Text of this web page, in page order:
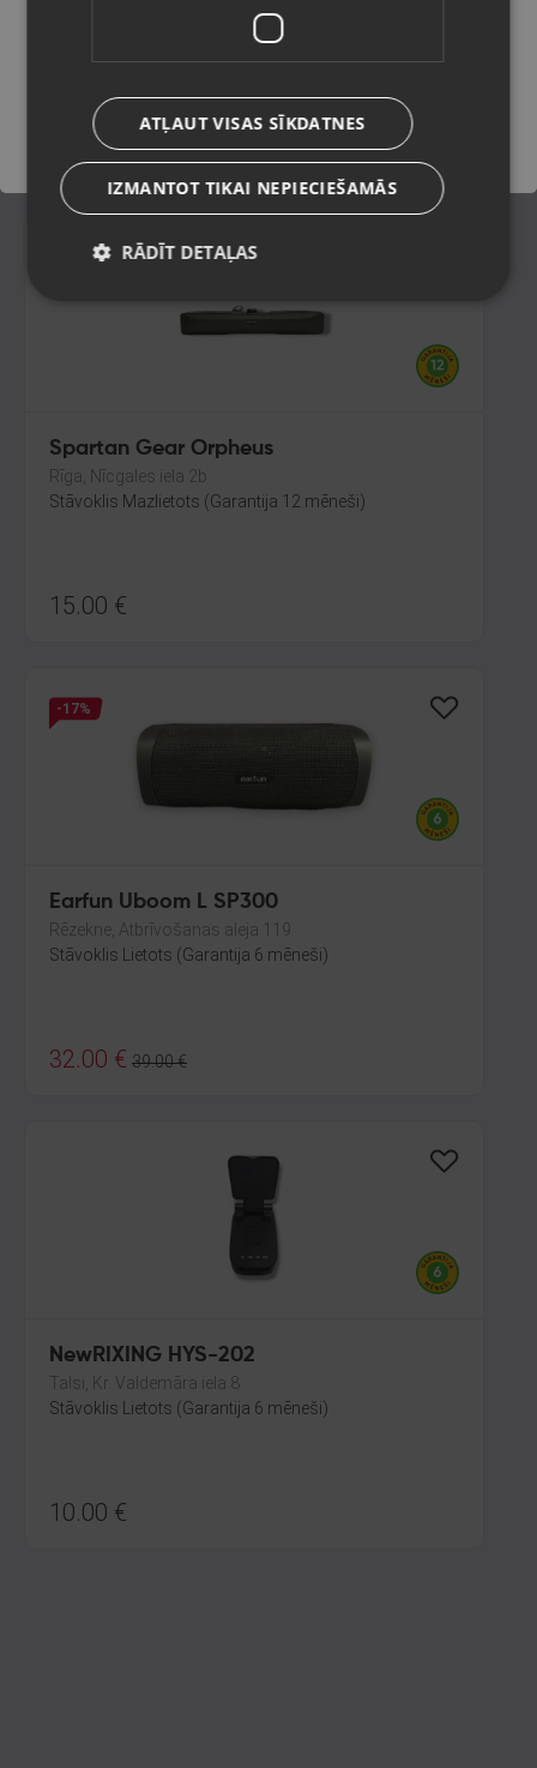
Stāvoklis Mazlietots (Garantija 12 mēneši)
120.00 €
5.46€/mēn.
Spartan Gear Orpheus
Rīga, Nīcgales iela 2b
Stāvoklis Mazlietots (Garantija 12 mēneši)
15.00 €
-17%
Earfun Uboom L SP300
Rēzekne, Atbrīvošanas aleja 119
Stāvoklis Lietots (Garantija 6 mēneši)
32.00 € 39.00€
NewRIXING HYS-202
Talsi, Kr. Valdemāra iela 8
Stāvoklis Lietots (Garantija 6 mēneši)
10.00 €
Saglabāt
ATĻAUT VISAS SĪKDATNES
IZMANTOT TIKAI NEPIECIEŠAMĀS
RĀDĪT DETAĻAS